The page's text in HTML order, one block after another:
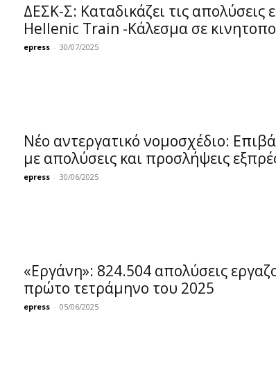
ΔΕΣΚ-Σ: Καταδικάζει τις
Hellenic Train -Κάλεσμα σε
epress - 30/07/2025
Νέο αντεργατικό νομοσχέδιο:
με απολύσεις και προσλήψεις
epress - 30/06/2025
«Εργάνη»: 824.504 απολύσεις
πρώτο τετράμηνο του 2025
epress - 05/06/2025